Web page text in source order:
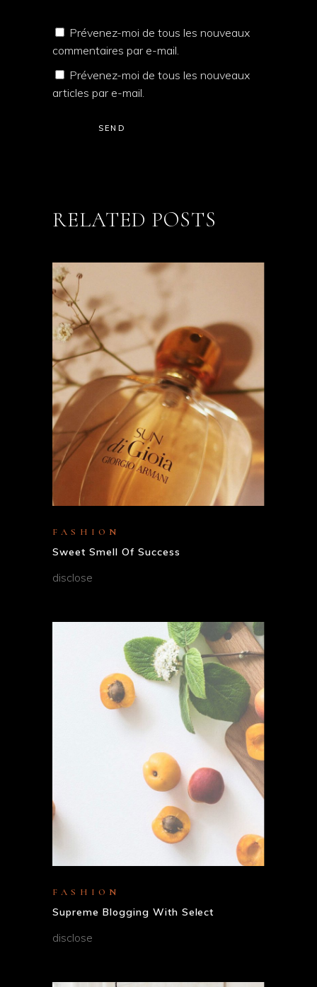
Prévenez-moi de tous les nouveaux
commentaires par e-mail.
Prévenez-moi de tous les nouveaux
articles par e-mail.
SEND
RELATED POSTS
FASHION
Sweet Smell Of Success
disclose
FASHION
Supreme Blogging With Select
disclose